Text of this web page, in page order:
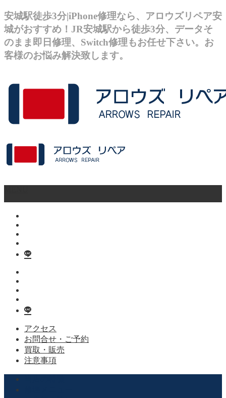
安城駅徒歩3分|iPhone修理なら、アロウズリペア安
城がおすすめ！JR安城駅から徒歩3分、データそ
のまま即日修理、Switch修理もお任せ下さい。お
客様のお悩み解決致します。
アクセス
お問合せ・ご予約
買取・販売
注意事項